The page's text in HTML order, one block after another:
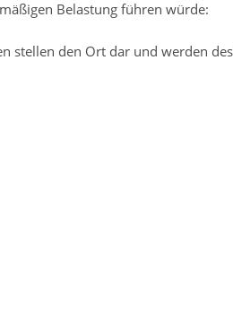
Belastung führen würde:
stellen den Ort dar und werden